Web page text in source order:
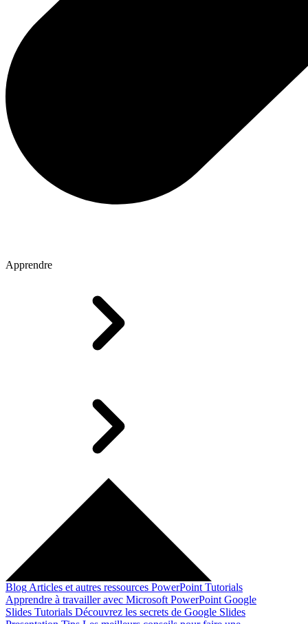
Apprendre
Blog Articles et autres ressources PowerPoint Tutorials
Apprendre à travailler avec Microsoft PowerPoint Google
Slides Tutorials Découvrez les secrets de Google Slides